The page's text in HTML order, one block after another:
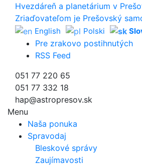
Hvezdáreň a planetárium v
Zriaďovateľom je Prešovský
English Polski
Pre zrakovo postihnutých
RSS Feed
051 77 220 65
051 77 332 18
hap@astropresov.sk
Menu
Naša ponuka
Spravodaj
Bleskové správy
Zaujímavosti